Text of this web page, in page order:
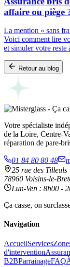
affaire ou piège
La mention « sans
Voici comment lire
et simuler votre reste
Retour au blog
Votre spécialiste
de la Loire, Centre-
réparation de pare-
01 84 80 80 48
25 rue des Tilleuls
78960 Voisins-le-
Lun-Ven : 8h00 -
Ça casse, on
Navigation
AccueilServices
d'intervention
B2BParrainageFAQ